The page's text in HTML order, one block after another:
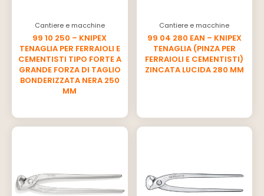
Cantiere e macchine
99 10 250 – KNIPEX
TENAGLIA PER FERRAIOLI E
CEMENTISTI TIPO FORTE A
GRANDE FORZA DI TAGLIO
BONDERIZZATA NERA 250
MM
Cantiere e macchine
99 04 280 EAN – KNIPEX
TENAGLIA (PINZA PER
FERRAIOLI E CEMENTISTI)
ZINCATA LUCIDA 280 MM